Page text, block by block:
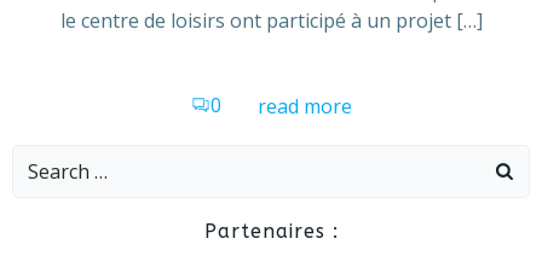
le centre de loisirs ont participé à un projet […]
0 read more
Search
Partenaires :